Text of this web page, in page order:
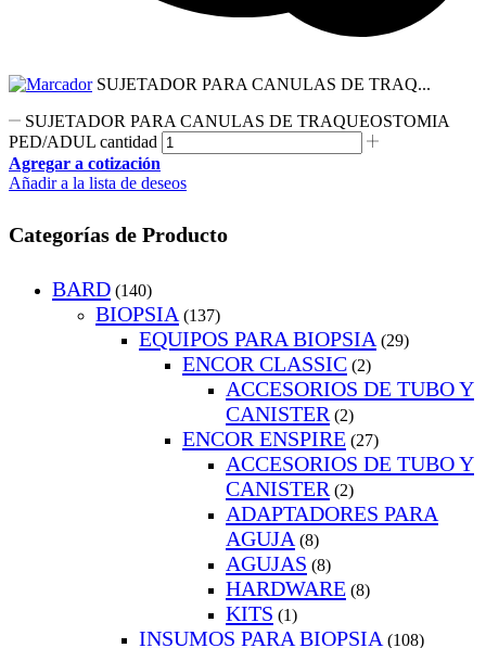
SUJETADOR PARA CANULAS DE TRAQ...
SUJETADOR PARA CANULAS DE TRAQUEOSTOMIA
PED/ADUL cantidad
Agregar a cotización
Añadir a la lista de deseos
Categorías de Producto
BARD (140)
BIOPSIA (137)
EQUIPOS PARA BIOPSIA (29)
ENCOR CLASSIC (2)
ACCESORIOS DE TUBO Y
CANISTER (2)
ENCOR ENSPIRE (27)
ACCESORIOS DE TUBO Y
CANISTER (2)
ADAPTADORES PARA
AGUJA (8)
AGUJAS (8)
HARDWARE (8)
KITS (1)
INSUMOS PARA BIOPSIA (108)